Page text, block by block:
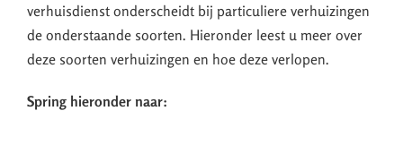
verhuisdienst onderscheidt bij particuliere verhuizingen
de onderstaande soorten. Hieronder leest u meer over
deze soorten verhuizingen en hoe deze verlopen.
Spring hieronder naar: